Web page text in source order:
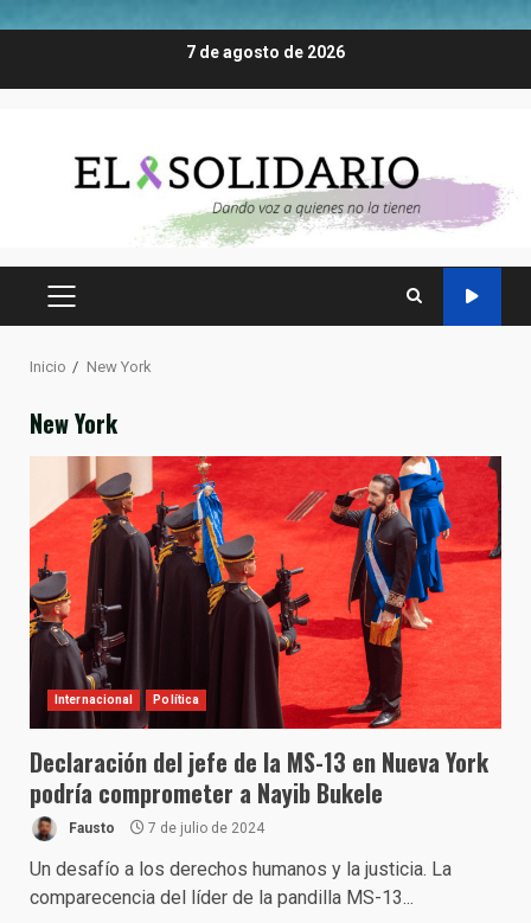
7 de agosto de 2026
MENÚ
Inicio New York
New York
Internacional Política
Declaración del jefe de la MS-13 en Nueva York
podría comprometer a Nayib Bukele
Fausto 7 de julio de 2024
Un desafío a los derechos humanos y la justicia. La
comparecencia del líder de la pandilla MS-13...